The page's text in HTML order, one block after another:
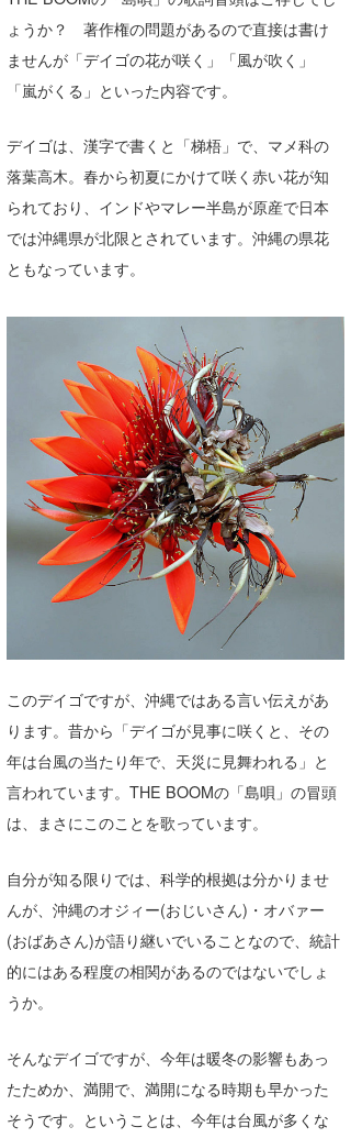
ょうか？ 著作権の問題があるので直接は書け
ませんが「デイゴの花が咲く」「風が吹く」
「嵐がくる」といった内容です。
デイゴは、漢字で書くと「梯梧」で、マメ科の
落葉高木。春から初夏にかけて咲く赤い花が知
られており、インドやマレー半島が原産で日本
では沖縄県が北限とされています。沖縄の県花
ともなっています。
このデイゴですが、沖縄ではある言い伝えがあ
ります。昔から「デイゴが見事に咲くと、その
年は台風の当たり年で、天災に見舞われる」と
言われています。THE BOOMの「島唄」の冒頭
は、まさにこのことを歌っています。
自分が知る限りでは、科学的根拠は分かりませ
んが、沖縄のオジィー(おじいさん)・オバァー
(おばあさん)が語り継いでいることなので、統計
的にはある程度の相関があるのではないでしょ
うか。
そんなデイゴですが、今年は暖冬の影響もあっ
たためか、満開で、満開になる時期も早かった
そうです。ということは、今年は台風が多くな
ライター/寄稿メディア
Core Surf Japan
Yasunari Inoue
Yoshiyuki Obata
arukasvision
DELTA FORCE SURF
CBA Films
熊谷素子
Colors MAGAZINE
WAVAL
中浦“JET”章
嵯峨明日香
進士剛光
田原啓江
植村未来
大野”MAR”修聖
喜納海人
波伝説スタッフ
☆加藤
+☆maki☆+
Aichan
chan-U
ECE
H
KID
KOBU
KY
mitz
OYZ
S.K
VAGY
waka☆=
波伝説